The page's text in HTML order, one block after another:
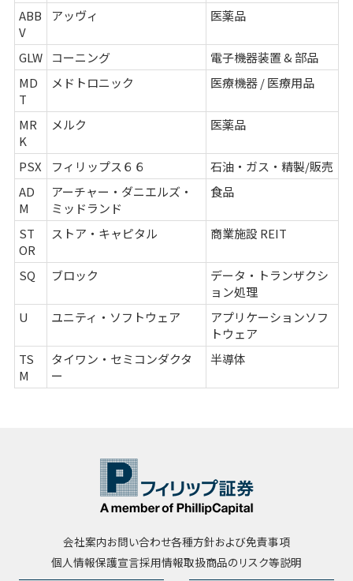
ABB
V
アッヴィ 医薬品
GLW コーニング
電子機器装置 & 部品
MD
T
メドトロニック 医療機器 / 医療用品
MR
K
メルク 医薬品
PSX フィリップス６６
石油・ガス・精製/販売
AD
M
アーチャー・ダニエルズ・
ミッドランド
食品
ST
OR
ストア・キャピタル 商業施設 REIT
SQ ブロック
データ・トランザクシ
ョン処理
U
ユニティ・ソフトウェア
アプリケーションソフ
トウェア
TS
M
タイワン・セミコンダクタ
ー
半導体
会社案内お問い合わせ各種方針および免責事項
個人情報保護宣言採用情報取扱商品のリスク等説明